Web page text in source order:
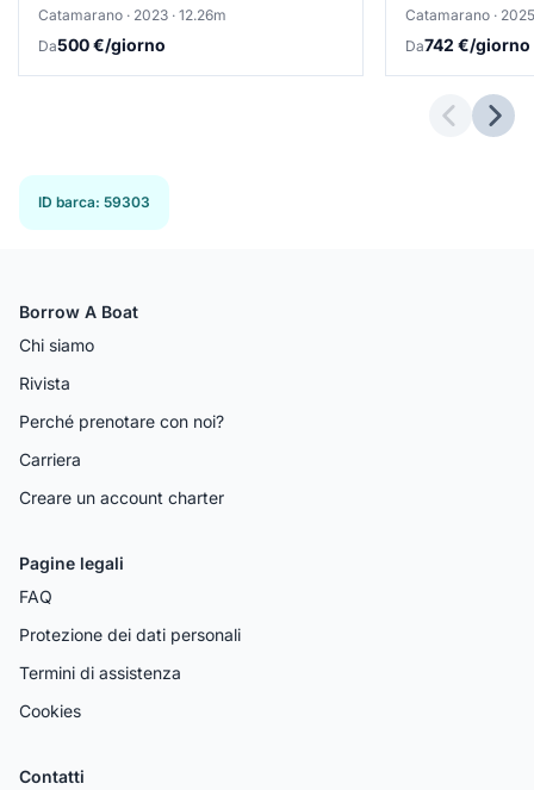
Catamarano · 2023 · 12.26m
Da500 €/giorno
Catamarano · 2025
Da742 €/giorno
ID barca: 59303
Borrow A Boat
Chi siamo
Rivista
Perché prenotare con noi?
Carriera
Creare un account charter
Pagine legali
FAQ
Protezione dei dati personali
Termini di assistenza
Cookies
Contatti